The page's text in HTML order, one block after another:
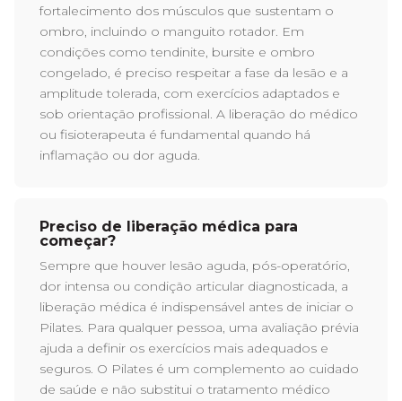
fortalecimento dos músculos que sustentam o
ombro, incluindo o manguito rotador. Em
condições como tendinite, bursite e ombro
congelado, é preciso respeitar a fase da lesão e a
amplitude tolerada, com exercícios adaptados e
sob orientação profissional. A liberação do médico
ou fisioterapeuta é fundamental quando há
inflamação ou dor aguda.
Preciso de liberação médica para
começar?
Sempre que houver lesão aguda, pós-operatório,
dor intensa ou condição articular diagnosticada, a
liberação médica é indispensável antes de iniciar o
Pilates. Para qualquer pessoa, uma avaliação prévia
ajuda a definir os exercícios mais adequados e
seguros. O Pilates é um complemento ao cuidado
de saúde e não substitui o tratamento médico